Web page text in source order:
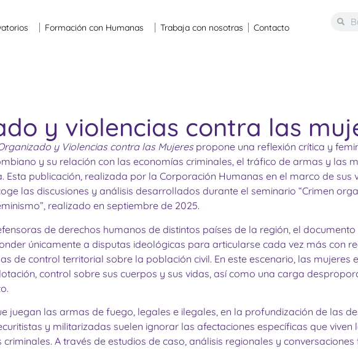
Formación con Humanas Trabaja con nosotras Contacto
y violencias contra las
y Violencias contra las Mujeres propone una reflexión crítica y
y su relación con las economías criminales, el tráfico de armas y las
Esta publicación, realizada por la Corporación Humanas en el marco de sus
las discusiones y análisis desarrollados durante el seminario “Crimen
realizado en septiembre de 2025.
de derechos humanos de distintos países de la región, el
únicamente a disputas ideológicas para articularse cada vez más con
de control territorial sobre la población civil. En este escenario, las mujeres
control sobre sus cuerpos y sus vidas, así como una carga
juegan las armas de fuego, legales e ilegales, en la profundización de las
y militarizadas suelen ignorar las afectaciones específicas que viven
A través de estudios de caso, análisis regionales y